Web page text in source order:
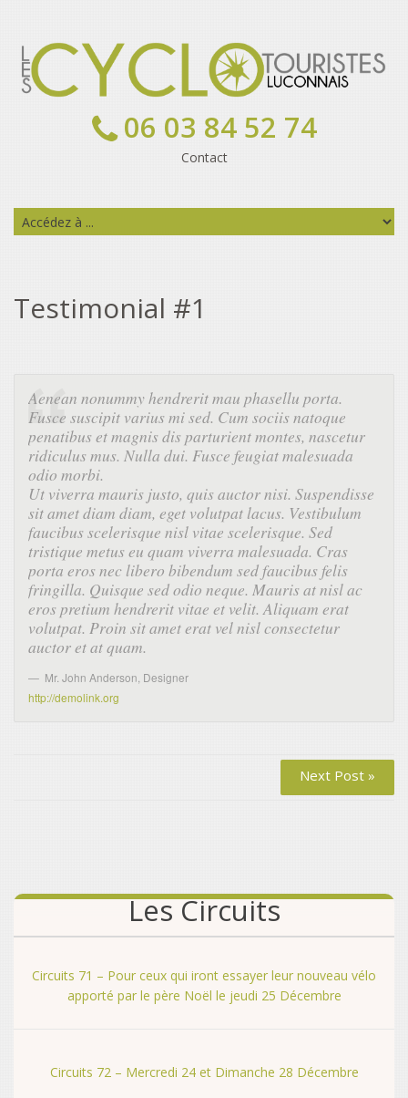
06 03 84 52 74
Contact
Testimonial #1
Aenean nonummy hendrerit mau phasellu porta.
Fusce suscipit varius mi sed. Cum sociis natoque
penatibus et magnis dis parturient montes, nascetur
ridiculus mus. Nulla dui. Fusce feugiat malesuada
odio morbi.
Ut viverra mauris justo, quis auctor nisi. Suspendisse
sit amet diam diam, eget volutpat lacus. Vestibulum
faucibus scelerisque nisl vitae scelerisque. Sed
tristique metus eu quam viverra malesuada. Cras
porta eros nec libero bibendum sed faucibus felis
fringilla. Quisque sed odio neque. Mauris at nisl ac
eros pretium hendrerit vitae et velit. Aliquam erat
volutpat. Proin sit amet erat vel nisl consectetur
auctor et at quam.
Mr. John Anderson Designer
http://demolink.org
Next Post »
Les Circuits
Circuits 71 – Pour ceux qui iront essayer leur nouveau vélo
apporté par le père Noël le jeudi 25 Décembre
Circuits 72 – Mercredi 24 et Dimanche 28 Décembre